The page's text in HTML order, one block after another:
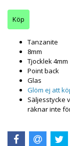
Tanzanite
8mm
Tjocklek 4mm
Point back
Glas
Glöm ej att
Säljesstycke
räknar inte